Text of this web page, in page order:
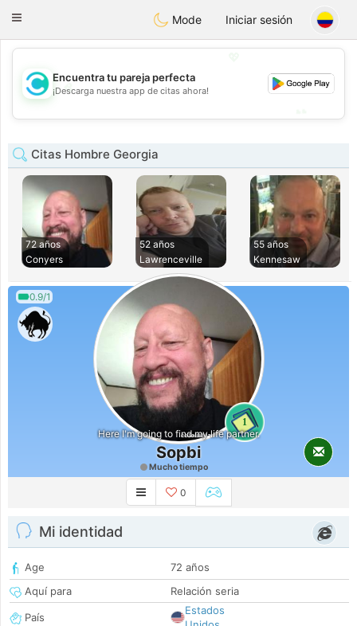
olombiaCitas
Toggle
Mode Iniciar sesión
💖
💕
Encuentra tu pareja perfecta
¡Descarga nuestra app de citas ahora!
Citas Hombre Georgia
72 años
Conyers
52 años
Lawrenceville
55 años
Kennesaw
0.9/1
1
Here I'm going to find my life partner.
Sopbi
Mucho tiempo
0
Mi identidad
Age
72 años
Aquí para
Relación seria
País
Estados